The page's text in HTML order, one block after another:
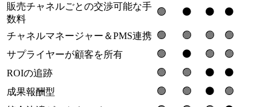
販売チャネルごとの交渉可能な手
数料
🟢 ⚫️ ⚫️ ⚫️
チャネルマネージャー＆PMS連携 🟢 🟢 🟢
🟢
サプライヤーが顧客を所有
🟢 ⚫️ 🟢
🟢
ROIの追跡
🟢 🟢 ⚫️
⚫️
成果報酬型
🟢 🟢 ⚫️
🟢